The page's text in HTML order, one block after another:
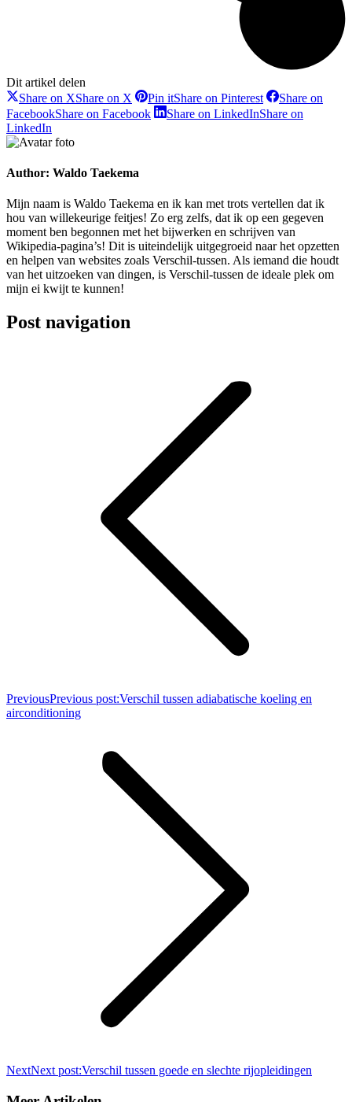
Dit artikel delen
Share on XShare on X Pin itShare on Pinterest
Share on
FacebookShare on Facebook Share on LinkedInShare on
LinkedIn
Author: Waldo Taekema
Mijn naam is Waldo Taekema en ik kan met trots vertellen dat ik
hou van willekeurige feitjes! Zo erg zelfs, dat ik op een gegeven
moment ben begonnen met het bijwerken en schrijven van
Wikipedia-pagina’s! Dit is uiteindelijk uitgegroeid naar het opzetten
en helpen van websites zoals Verschil-tussen. Als iemand die houdt
van het uitzoeken van dingen, is Verschil-tussen de ideale plek om
mijn ei kwijt te kunnen!
Post navigation
PreviousPrevious post:Verschil tussen adiabatische koeling en
airconditioning
NextNext post:Verschil tussen goede en slechte rijopleidingen